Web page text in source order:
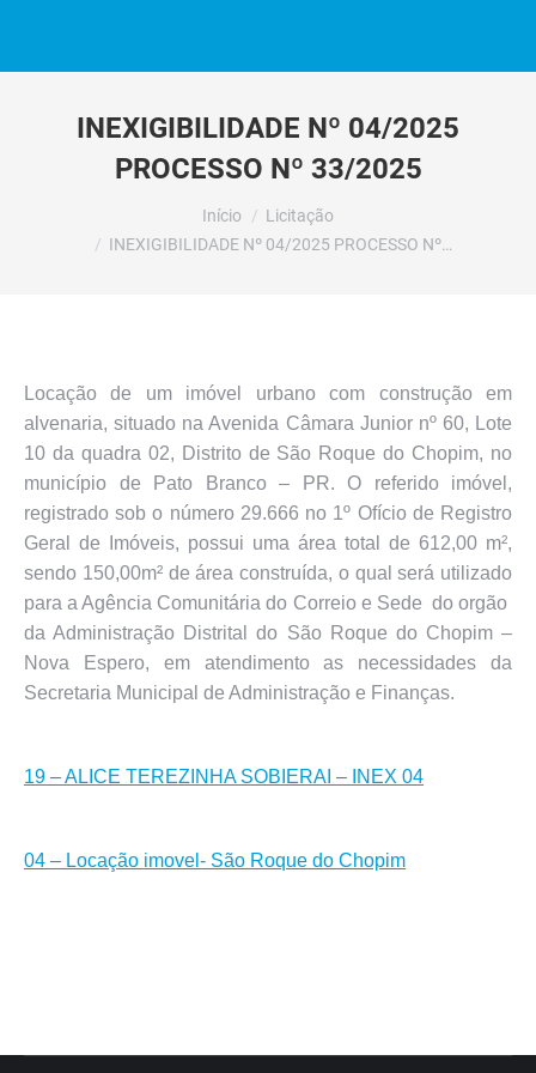
INEXIGIBILIDADE Nº 04/2025
PROCESSO Nº 33/2025
Início
Licitação
INEXIGIBILIDADE Nº 04/2025 PROCESSO Nº…
Locação de um imóvel urbano com construção em
alvenaria, situado na Avenida Câmara Junior nº 60, Lote
10 da quadra 02, Distrito de São Roque do Chopim, no
município de Pato Branco – PR. O referido imóvel,
registrado sob o número 29.666 no 1º Ofício de Registro
Geral de Imóveis, possui uma área total de 612,00 m²,
sendo 150,00m² de área construída, o qual será utilizado
para a Agência Comunitária do Correio e Sede do orgão
da Administração Distrital do São Roque do Chopim –
Nova Espero, em atendimento as necessidades da
Secretaria Municipal de Administração e Finanças.
19 – ALICE TEREZINHA SOBIERAI – INEX 04
04 – Locação imovel- São Roque do Chopim